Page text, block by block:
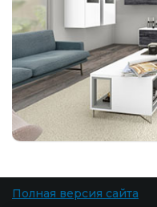
Полная версия сайта